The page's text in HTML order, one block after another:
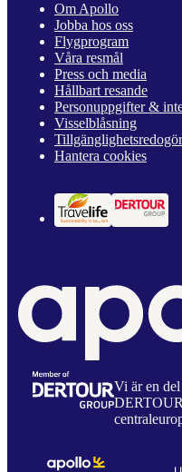
Om Apollo
Jobba hos oss
Flygprogram
Våra resmål
Press och media
Hållbart resande
Personuppgifter &
Visselblåsning
Hantera cookies
Vi är en